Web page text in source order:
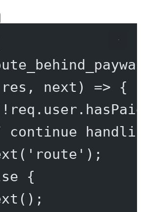
res , next ) => {
!
( 'route' );
{
();